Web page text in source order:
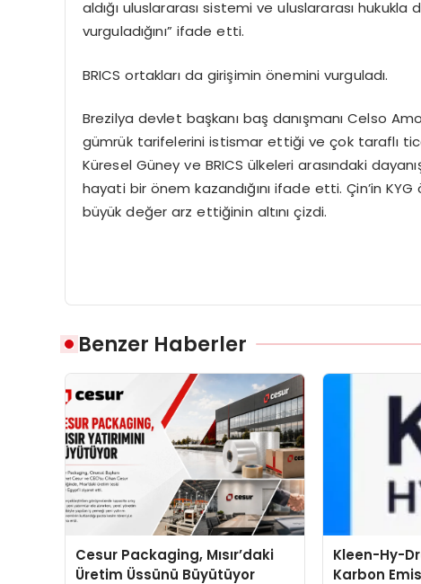
aldığı uluslararası sistemi ve uluslararası
vurguladığını” ifade etti.
BRICS ortakları da girişimin önemini vurguladı.
Brezilya devlet başkanı baş danışmanı Celso
gümrük tarifelerini istismar ettiği ve çok taraflı
Küresel Güney ve BRICS ülkeleri arasındaki
hayati bir önem kazandığını ifade etti. Çin’in
büyük değer arz ettiğinin altını çizdi.
Benzer Haberler
Cesur Packaging, Mısır’daki
Üretim Üssünü Büyütüyor
Kleen-Hy-
Karbon